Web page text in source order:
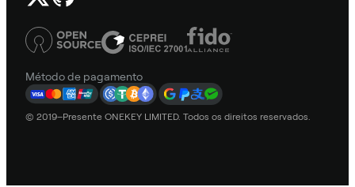
Método de pagamento
© 2019–Presente ONEKEY LIMITED. Todos os direitos reservados.